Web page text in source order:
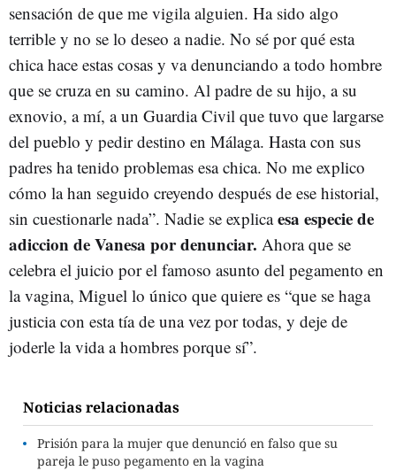
sensación de que me vigila alguien. Ha sido algo
terrible y no se lo deseo a nadie. No sé por qué esta
chica hace estas cosas y va denunciando a todo hombre
que se cruza en su camino. Al padre de su hijo, a su
exnovio, a mí, a un Guardia Civil que tuvo que largarse
del pueblo y pedir destino en Málaga. Hasta con sus
padres ha tenido problemas esa chica. No me explico
cómo la han seguido creyendo después de ese historial,
sin cuestionarle nada”. Nadie se explicaesa especie de
adiccion de Vanesa por denunciar. Ahora que se
celebra el juicio por el famoso asunto del pegamento en
la vagina, Miguel lo único que quiere es “que se haga
justicia con esta tía de una vez por todas, y deje de
joderle la vida a hombres porque sí”.
Noticias relacionadas
Prisión para la mujer que denunció en falso que su
pareja le puso pegamento en la vagina